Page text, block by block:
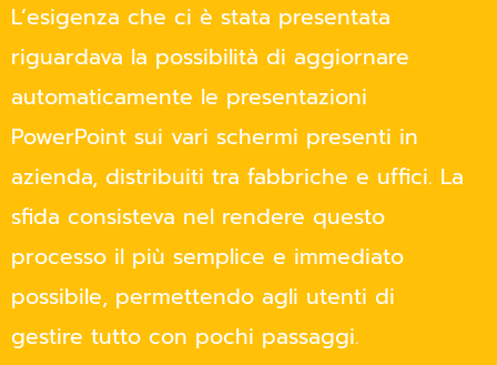
L’esigenza che ci è stata presentata
riguardava la possibilità di aggiornare
automaticamente le presentazioni
PowerPoint sui vari schermi presenti in
azienda, distribuiti tra fabbriche e uffici. La
sfida consisteva nel rendere questo
processo il più semplice e immediato
possibile, permettendo agli utenti di
gestire tutto con pochi passaggi.